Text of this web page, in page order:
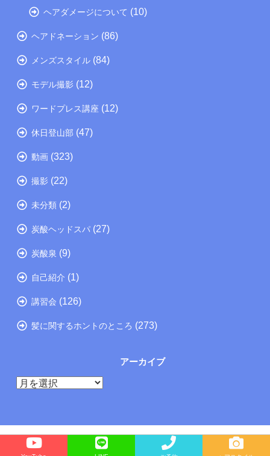
ヘアダメージについて (10)
ヘアドネーション (86)
メンズスタイル (84)
モデル撮影 (12)
ワードプレス講座 (12)
休日登山部 (47)
動画 (323)
撮影 (22)
未分類 (2)
炭酸ヘッドスパ (27)
炭酸泉 (9)
自己紹介 (1)
講習会 (126)
髪に関するホントのところ (273)
アーカイブ
ア
ブ
Copyright©
たつの市の美容院メーカー講師が教えるぺったんこ髪の解決方法ブログ, 2026 All